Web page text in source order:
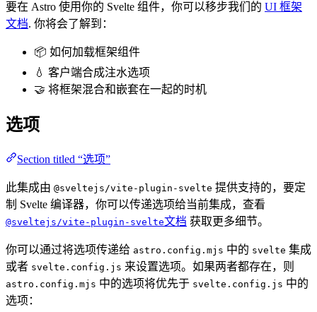
要在 Astro 使用你的 Svelte 组件，你可以移步我们的 UI 框架
文档. 你将会了解到：
📦 如何加载框架组件
💧 客户端合成注水选项
🤝 将框架混合和嵌套在一起的时机
选项
Section titled “选项”
此集成由 @sveltejs/vite-plugin-svelte 提供支持的，要定
制 Svelte 编译器，你可以传递选项给当前集成，查看
@sveltejs/vite-plugin-svelte文档 获取更多细节。
你可以通过将选项传递给 astro.config.mjs 中的 svelte 集成
或者 svelte.config.js 来设置选项。如果两者都存在，则
astro.config.mjs 中的选项将优先于 svelte.config.js 中的
选项：